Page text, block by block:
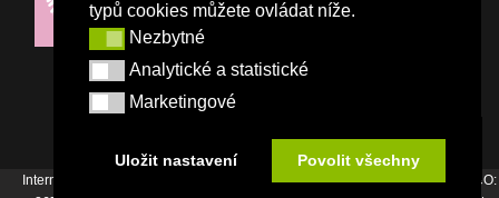
typů cookies můžete ovládat níže.
NezbytnéNezbytné
Analytické a statistické
Analytické a statistické
Marketingové
Marketingové
Uložit nastavení Povolit všechny
Internetový magazín Žena v autě vydává vydavatelství Srdce Evropy s.r.o., IČO: